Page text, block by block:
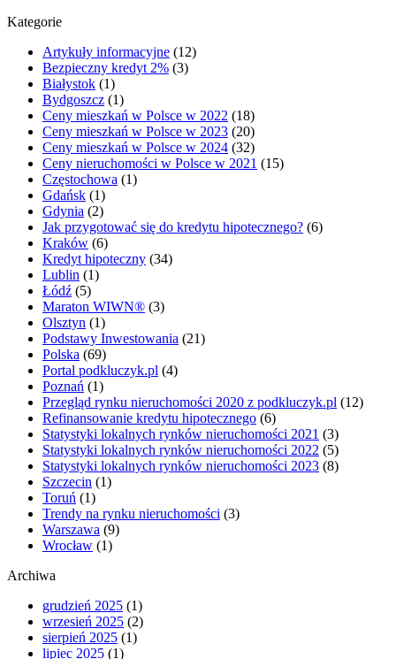
Kategorie
Artykuły informacyjne (12)
Bezpieczny kredyt 2% (3)
Białystok (1)
Bydgoszcz (1)
Ceny mieszkań w Polsce w 2022 (18)
Ceny mieszkań w Polsce w 2023 (20)
Ceny mieszkań w Polsce w 2024 (32)
Ceny nieruchomości w Polsce w 2021 (15)
Częstochowa (1)
Gdańsk (1)
Gdynia (2)
Jak przygotować się do kredytu hipotecznego? (6)
Kraków (6)
Kredyt hipoteczny (34)
Lublin (1)
Łódź (5)
Maraton WIWN® (3)
Olsztyn (1)
Podstawy Inwestowania (21)
Polska (69)
Portal podkluczyk.pl (4)
Poznań (1)
Przegląd rynku nieruchomości 2020 z podkluczyk.pl (12)
Refinansowanie kredytu hipotecznego (6)
Statystyki lokalnych rynków nieruchomości 2021 (3)
Statystyki lokalnych rynków nieruchomości 2022 (5)
Statystyki lokalnych rynków nieruchomości 2023 (8)
Szczecin (1)
Toruń (1)
Trendy na rynku nieruchomości (3)
Warszawa (9)
Wrocław (1)
Archiwa
grudzień 2025 (1)
wrzesień 2025 (2)
sierpień 2025 (1)
lipiec 2025 (1)